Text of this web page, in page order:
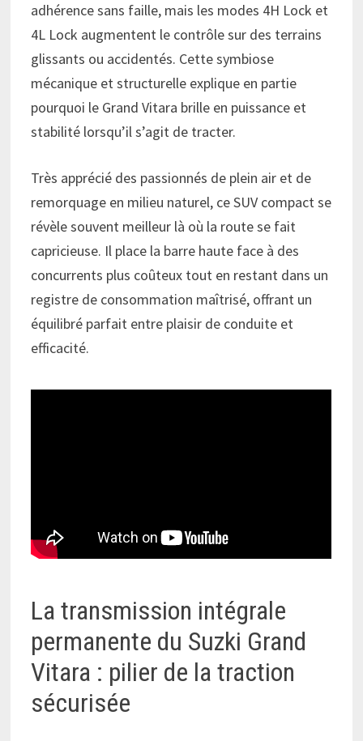
adhérence sans faille, mais les modes 4H Lock et
4L Lock augmentent le contrôle sur des terrains
glissants ou accidentés. Cette symbiose
mécanique et structurelle explique en partie
pourquoi le Grand Vitara brille en puissance et
stabilité lorsqu’il s’agit de tracter.
Très apprécié des passionnés de plein air et de
remorquage en milieu naturel, ce SUV compact se
révèle souvent meilleur là où la route se fait
capricieuse. Il place la barre haute face à des
concurrents plus coûteux tout en restant dans un
registre de consommation maîtrisé, offrant un
équilibré parfait entre plaisir de conduite et
efficacité.
La transmission intégrale
permanente du Suzki Grand
Vitara : pilier de la traction
sécurisée